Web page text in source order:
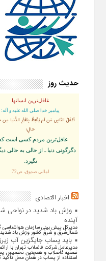
حدیث روز
غافل‌ترین انسانها
پيامبر خدا صلى‏ الله‏ عليه ‏و‏ آله:
أغفَلُ النّاسِ مَن لَم يَتَّعِظْ بِتَغَيُّرِ الدُّنيا مِن
حالٍ؛
غافل‏‌ترين مردم كسى است كه
دگرگونى دنيا ـ از حالى به حالى
نگیرد.
امالی صدوق، ص72
اخبار اقتصادی
آینده
مدیرکل پیش بینی سازمان هواشناسی
شمال‌شرق و شرق کشور وزش باد
باید پساب جایگزین آب‌
مدیرعامل شرکت فاضلاب تهران با
تصفیه فاضلاب و همچنین تخصیص
استفاده از پساب در همان محل تأکید